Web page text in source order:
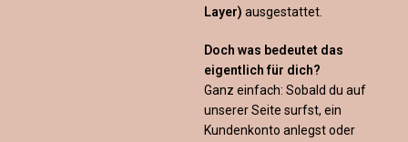
Layer) ausgestattet.
Doch was bedeutet das
eigentlich für dich?
Ganz einfach: Sobald du auf
unserer Seite surfst, ein
Kundenkonto anlegst oder